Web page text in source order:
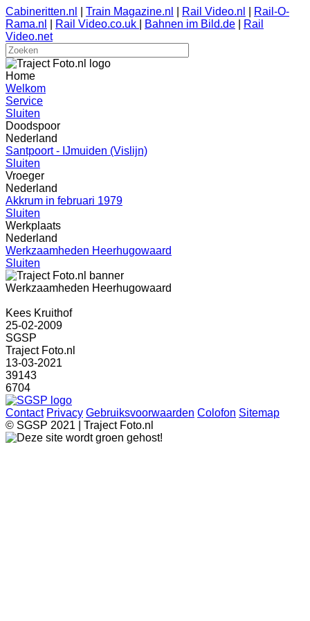
Cabineritten.nl Train Magazine.nl Rail Video.nl
Rail-O-
Rama.nl
Rail Video.co.uk Bahnen im Bild.de
Rail
Video.net
Home
Welkom
Service
Sluiten
Doodspoor
Nederland
Santpoort - IJmuiden (Vislijn)
Sluiten
Vroeger
Nederland
Akkrum in februari 1979
Sluiten
Werkplaats
Nederland
Werkzaamheden Heerhugowaard
Sluiten
Werkzaamheden Heerhugowaard
Kees Kruithof
25-02-2009
SGSP
Traject Foto.nl
13-03-2021
39143
6704
Contact Privacy Gebruiksvoorwaarden Colofon Sitemap
© SGSP 2021 | Traject Foto.nl